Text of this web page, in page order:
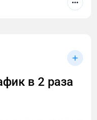
в 2 раза